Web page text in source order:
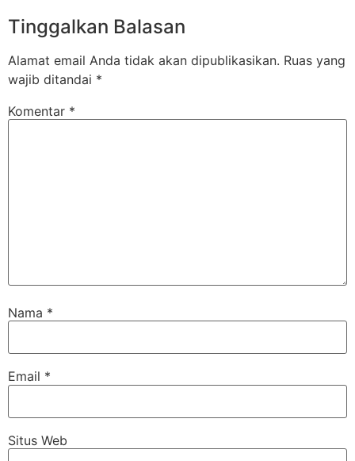
Tinggalkan Balasan
Alamat email Anda tidak akan dipublikasikan. Ruas yang
wajib ditandai *
Komentar *
Nama *
Email *
Situs Web